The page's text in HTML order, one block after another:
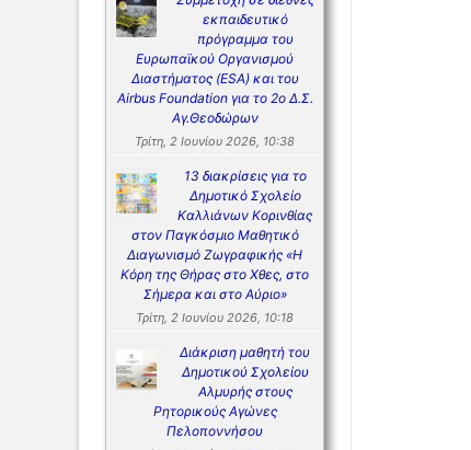
εκπαιδευτικό
πρόγραμμα του
Ευρωπαϊκού Οργανισμού
Διαστήματος (ESA) και του
Airbus Foundation για το 2ο Δ.Σ.
Αγ.Θεοδώρων
Τρίτη, 2 Ιουνίου 2026, 10:38
13 διακρίσεις για το
Δημοτικό Σχολείο
Καλλιάνων Κορινθίας
στον Παγκόσμιο Μαθητικό
Διαγωνισμό Ζωγραφικής «Η
Κόρη της Θήρας στο Χθες, στο
Σήμερα και στο Αύριο»
Τρίτη, 2 Ιουνίου 2026, 10:18
Διάκριση μαθητή του
Δημοτικού Σχολείου
Αλμυρής στους
Ρητορικούς Αγώνες
Πελοποννήσου